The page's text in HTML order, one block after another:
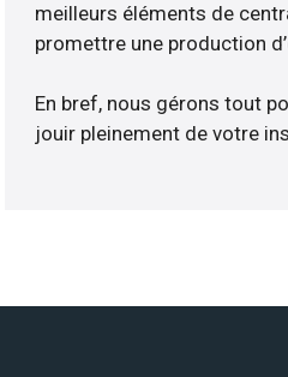
meilleurs éléments de
promettre une production
En bref, nous gérons tout
jouir pleinement de votre